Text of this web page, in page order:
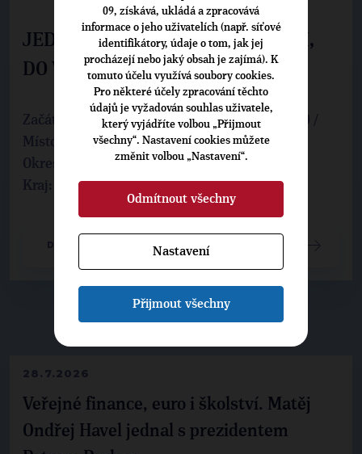
▶NEPŘEHLÉDNĚTE◀
28.7.2026
Veřejné finance, euro i školství. Matěj
Ondřej Havel jednal s prezidentem
JEDNO ÚSTí - VEZEME PROGRAM,
DO VŠECH ČTVRTÍ
Začátek: neděle 23.8.2026 17:00 / Konec: 19:00 /
Místo: Kojetice 1,Ústí nad Labem
Okres:
Ústí nad Labem
Kraj:
Ústecký
DETAIL UDÁLOSTI
09, získává, ukládá a zpracovává
informace o jeho uživatelích (např. síťové
identifikátory, údaje o tom, jak jej
procházejí nebo jaký obsah je zajímá). K
tomuto účelu využívá soubory cookies.
Pro některé účely zpracování těchto
údajů je vyžadován souhlas uživatele,
který vyjádříte volbou „Přijmout
všechny“. Nastavení cookies můžete
změnit volbou „Nastavení“.
Odmítnout všechny
Nastavení
Přijmout všechny